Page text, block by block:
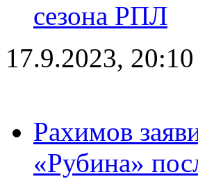
сезона РПЛ
17.9.2023, 20:10
Рахимов
«Рубина»